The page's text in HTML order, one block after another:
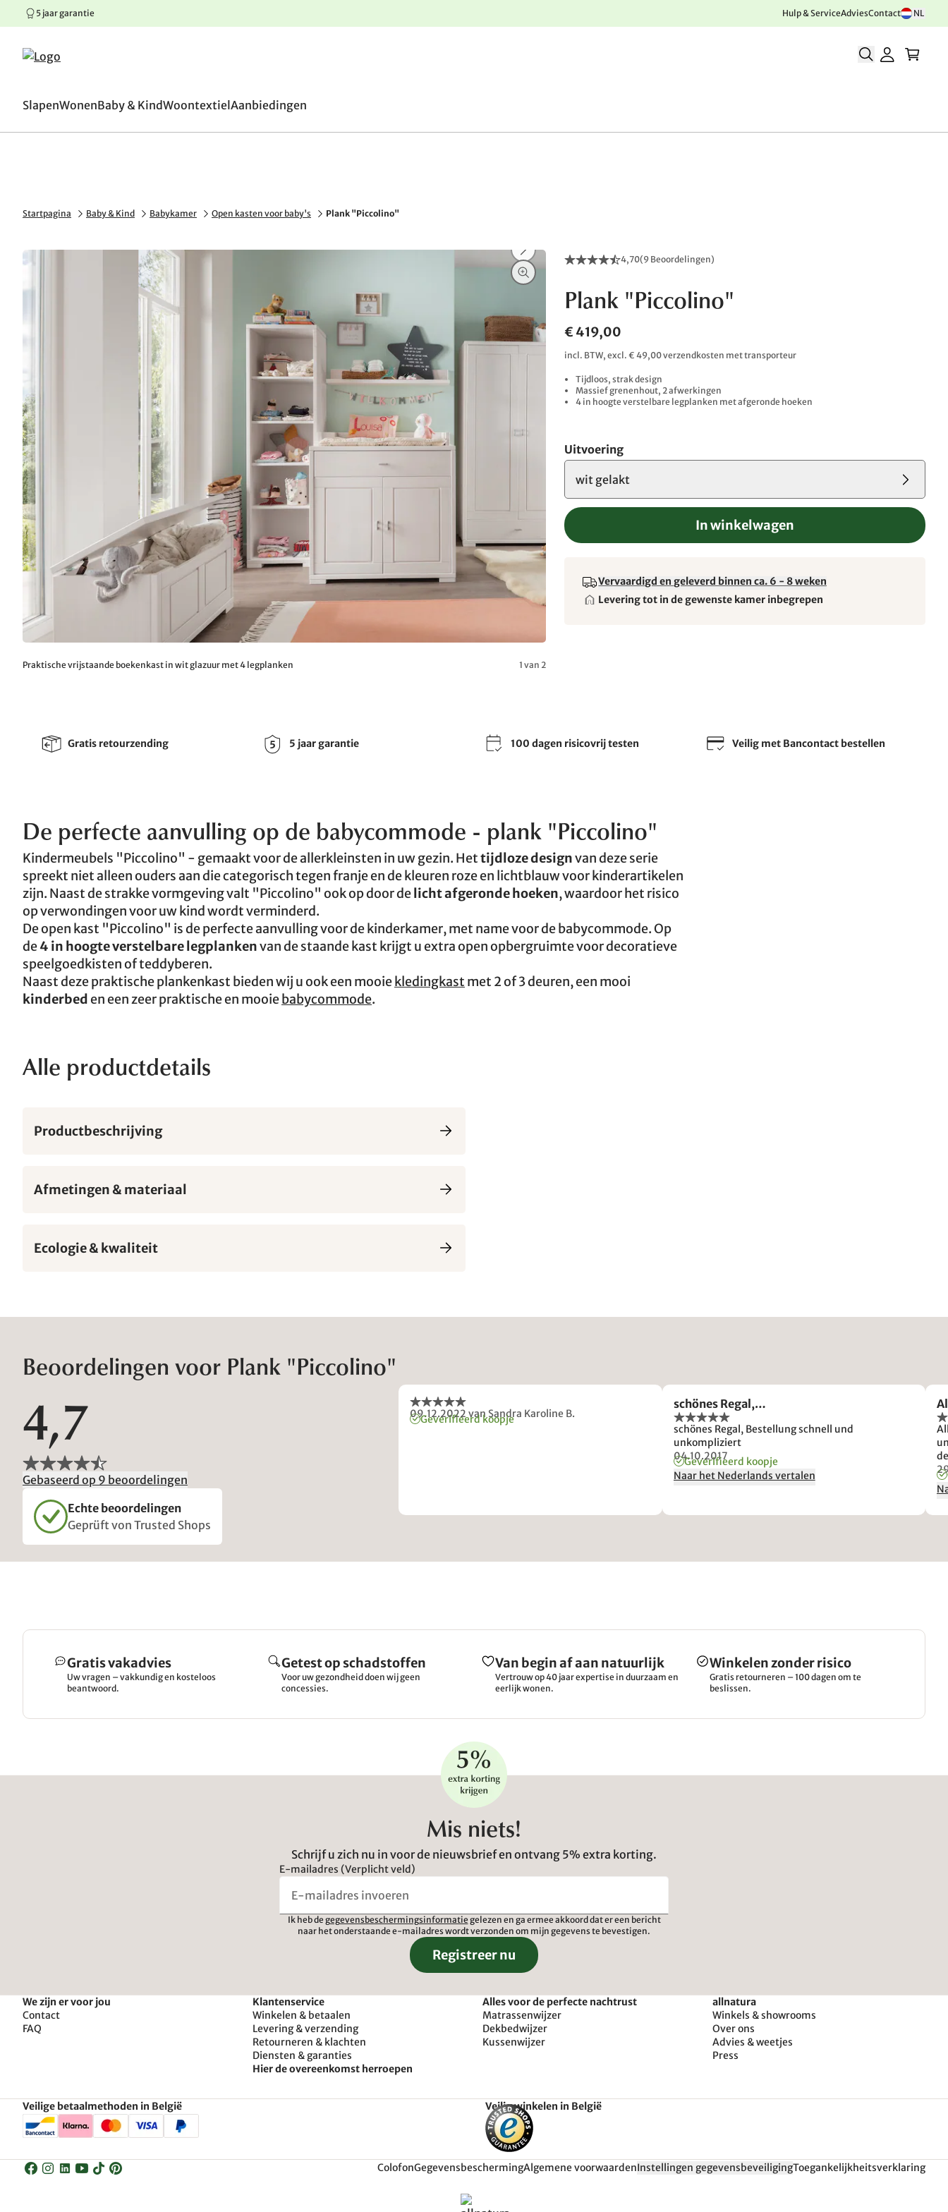
Springen naar hoofdinhoud
Springen naar hoofdnavigatie
Springen naar voettekst
5 jaar garantie Hulp & ServiceAdviesContact NL
SlapenWonenBaby & KindWoontextiel Aanbiedingen
Startpagina Baby & Kind Babykamer Open kasten voor baby's Plank "Piccolino"
Praktische vrijstaande boekenkast in wit glazuur met 4 legplanken 1 van 2
4,70(9 Beoordelingen)
Plank "Piccolino"
€ 419,00
incl. BTW, excl. € 49,00 verzendkosten met transporteur
Tijdloos, strak design
Massief grenenhout, 2 afwerkingen
4 in hoogte verstelbare legplanken met afgeronde hoeken
Uitvoering
wit gelakt
In winkelwagen
Vervaardigd en geleverd binnen ca. 6 - 8 weken
Levering tot in de gewenste kamer inbegrepen
Gratis retourzending 5 jaar garantie 100 dagen risicovrij testen Veilig met Bancontact bestellen
De perfecte aanvulling op de babycommode - plank "Piccolino"
Kindermeubels "Piccolino" - gemaakt voor de allerkleinsten in uw gezin. Hettijdloze designvan deze serie
spreekt niet alleen ouders aan die categorisch tegen franje en de kleuren roze en lichtblauw voor kinderartikelen
zijn. Naast de strakke vormgeving valt "Piccolino" ook op door delicht afgeronde hoeken, waardoor het risico
op verwondingen voor uw kind wordt verminderd.
De open kast "Piccolino" is de perfecte aanvulling voor de kinderkamer, met name voor de babycommode. Op
de4 in hoogte verstelbare legplankenvan de staande kast krijgt u extra open opbergruimte voor decoratieve
speelgoedkisten of teddyberen.
Naast deze praktische plankenkast bieden wij u ook een mooiekledingkast met 2 of 3 deuren, een mooi
kinderbed en een zeer praktische en mooiebabycommode.
Alle productdetails
Productbeschrijving
Afmetingen & materiaal
Ecologie & kwaliteit
Beoordelingen voor Plank "Piccolino"
4,7
Gebaseerd op 9 beoordelingen
Echte beoordelingen
Geprüft von Trusted Shops
09.12.2022van Sandra Karoline B.
Geverifieerd koopje
schönes Regal,…
schönes Regal, Bestellung schnell und
unkompliziert
04.10.2017
Geverifieerd koopje
Naar het Nederlands vertalen
Gratis vakadvies
Uw vragen – vakkundig en kosteloos
beantwoord.
Getest op schadstoffen
Voor uw gezondheid doen wij geen
concessies.
Van begin af aan natuurlijk
Vertrouw op 40 jaar expertise in duurzaam en
eerlijk wonen.
Winkelen zonder risico
Gratis retourneren – 100 dagen om te
beslissen.
Mis niets!
Schrijf u zich nu in voor de nieuwsbrief en ontvang 5% extra korting.
E-mailadres (Verplicht veld)
Ik heb de gegevensbeschermingsinformatie gelezen en ga ermee akkoord dat er een bericht
naar het onderstaande e-mailadres wordt verzonden om mijn gegevens te bevestigen.
Registreer nu
We zijn er voor jou
Contact
FAQ
Klantenservice
Winkelen & betaalen
Levering & verzending
Retourneren & klachten
Diensten & garanties
Hier de overeenkomst herroepen
Alles voor de perfecte nachtrust
Matrassenwijzer
Dekbedwijzer
Kussenwijzer
allnatura
Winkels & showrooms
Over ons
Advies & weetjes
Press
Veilige betaalmethoden in België Veilig winkelen in België
ColofonGegevensbeschermingAlgemene voorwaardenInstellingen gegevensbeveiligingToegankelijkheitsverklaring